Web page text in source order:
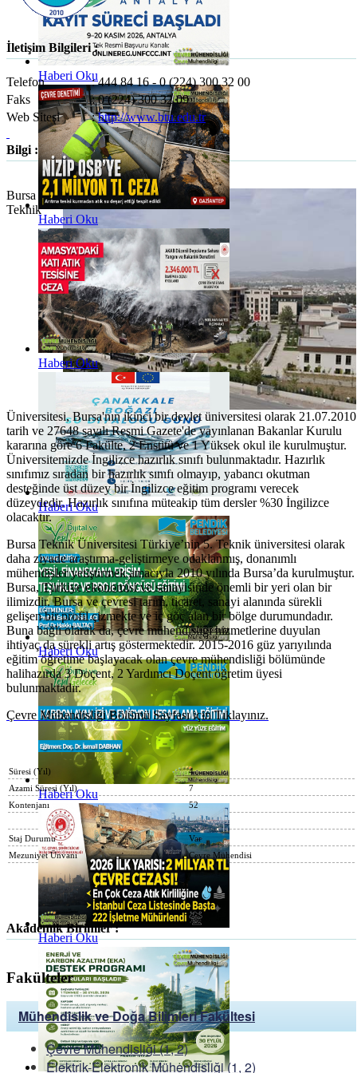
Haberi Oku
Haberi Oku
Haberi Oku
Haberi Oku
Haberi Oku
Haberi Oku
Haberi Oku
İletişim Bilgileri :
Telefon : 444 84 16 - 0 (224) 300 32 00
Faks
: 0 (224) 300 32 09
Web Sitesi
: http://www.btu.edu.tr
Bilgi :
Bursa
Teknik
Üniversitesi, Bursa'nın ikinci bir devlet üniversitesi olarak 21.07.2010
tarih ve 27648 sayılı Resmi Gazete'de yayınlanan Bakanlar Kurulu
kararına göre 6 Fakülte, 2 Enstitü ve 1 Yüksek okul ile kurulmuştur.
Üniversitemizde İngilizce hazırlık sınıfı bulunmaktadır. Hazırlık
sınıfımız sıradan bir hazırlık sınıfı olmayıp, yabancı okutman
desteğinde üst düzey bir İngilizce eğitim programı verecek
düzeydedir. Hazırlık sınıfına müteakip tüm dersler %30 İngilizce
olacaktır.
Bursa Teknik Üniversitesi Türkiye’nin 5. Teknik üniversitesi olarak
daha ziyade araştırma-geliştirmeye odaklanmış, donanımlı
mühendisler yetiştirmek amacıyla 2010 yılında Bursa’da kurulmuştur.
Bursa, Türkiye ekonomisi ve sanayisinde önemli bir yeri olan bir
ilimizdir. Bursa ve çevresi tarım, ticaret, sanayi alanında sürekli
gelişen bir profil çizmekte ve iç göç alan bir bölge durumundadır.
Buna bağlı olarak da, çevre mühendisliği hizmetlerine duyulan
ihtiyaç da sürekli artış göstermektedir. 2015-2016 güz yarıyılında
eğitim öğretime başlayacak olan çevre mühendisliği bölümünde
halihazırda 3 Doçent, 2 Yardımcı Doçent öğretim üyesi
bulunmaktadır.
Çevre Mühendisliği Bölümü Sayfası için Tıklayınız.
Süresi (Yıl)
4
Azami Süresi (Yıl)
7
Kontenjanı
52
Staj Durumu
Var
Mezuniyet Ünvanı
Çevre Mühendisi
Akademik Birimler :
Fakülteler
Mühendislik ve Doğa Bilimleri Fakültesi
Çevre Mühendisliği (1, 2)
Elektrik-Elektronik Mühendisliği (1, 2)